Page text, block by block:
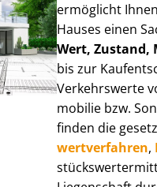
ermöglicht
Hauses einen
Wert, Zustand,
bis zur
Verkehrswerte
mo­bi­lie bzw.
finden die
wert­ver­fah­ren,